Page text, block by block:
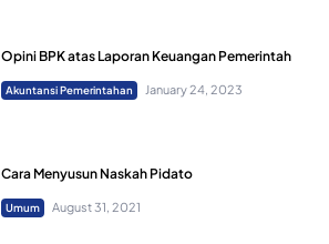
Opini BPK atas Laporan Keuangan Pemerintah
Akuntansi Pemerintahan January 24, 2023
Cara Menyusun Naskah Pidato
Umum August 31, 2021